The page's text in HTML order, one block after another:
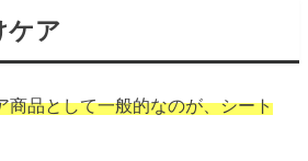
ケア
商品として一般的なのが、シート